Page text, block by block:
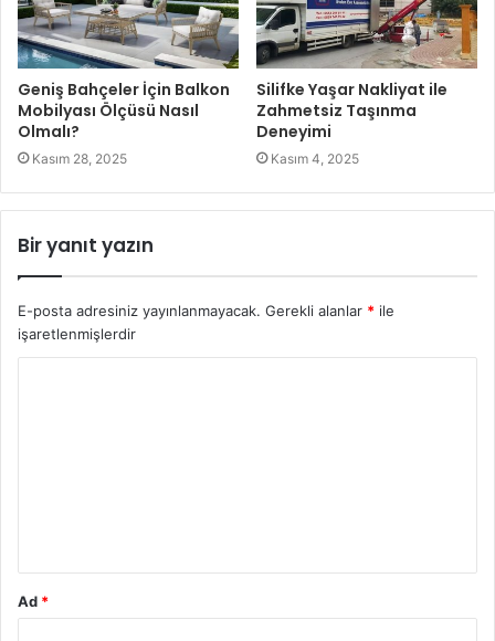
Geniş Bahçeler İçin Balkon
Mobilyası Ölçüsü Nasıl
Olmalı?
Kasım 28, 2025
Silifke Yaşar Nakliyat ile
Zahmetsiz Taşınma
Deneyimi
Kasım 4, 2025
Bir yanıt yazın
E-posta adresiniz yayınlanmayacak. Gerekli alanlar * ile
işaretlenmişlerdir
Ad *